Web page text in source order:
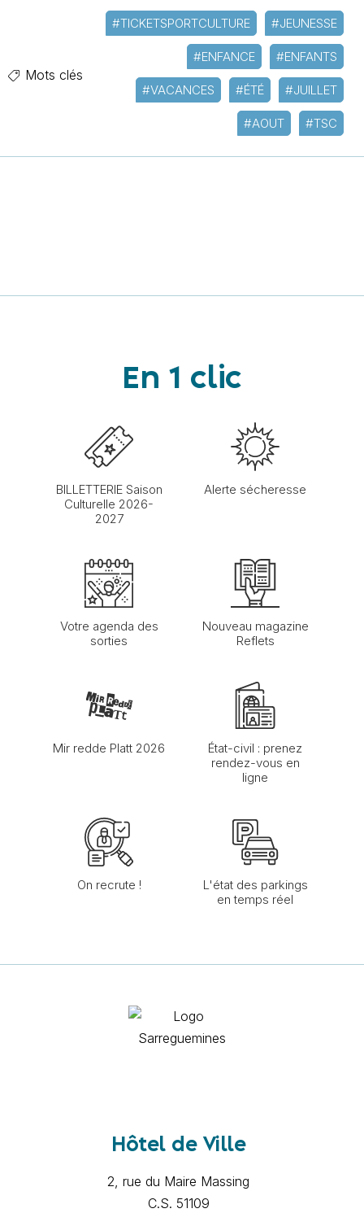
Mots clés
#TICKETSPORTCULTURE #JEUNESSE
#ENFANCE #ENFANTS
#VACANCES #ÉTÉ #JUILLET
#AOUT #TSC
En 1 clic
BILLETTERIE Saison
Culturelle 2026-
2027
Alerte sécheresse
Votre agenda des
sorties
Nouveau magazine
Reflets
Mir redde Platt 2026
État-civil : prenez
rendez-vous en
ligne
On recrute !
L'état des parkings
en temps réel
Hôtel de Ville
2, rue du Maire Massing
C.S. 51109